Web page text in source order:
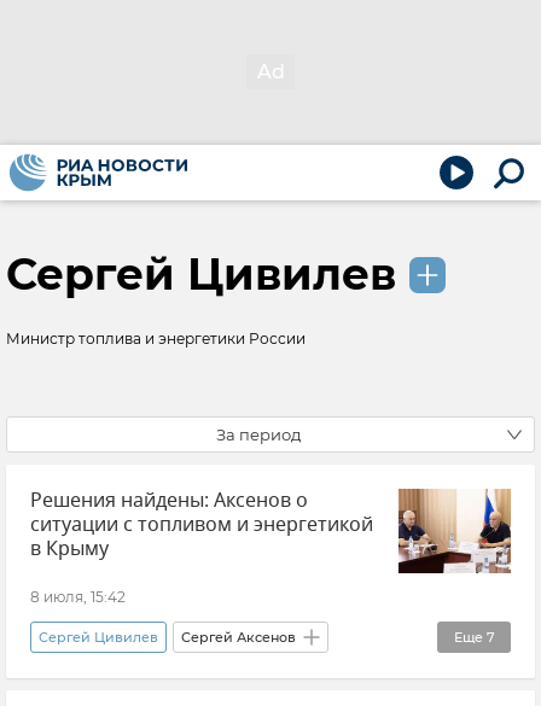
Сергей Цивилев
Министр топлива и энергетики России
За период
Решения найдены: Аксенов о
ситуации с топливом и энергетикой
в Крыму
8 июля, 15:42
Еще 7
Сергей Цивилев Сергей Аксенов
Михаил Развожаев Крым Севастополь